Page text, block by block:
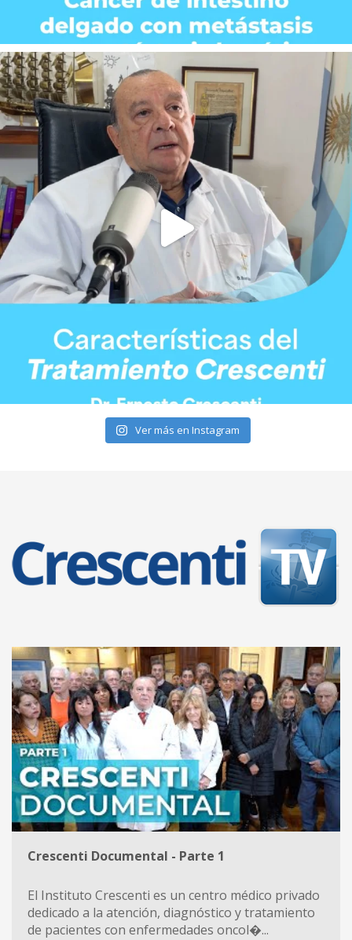
Ver más en Instagram
Crescenti Documental - Parte 1
El Instituto Crescenti es un centro médico privado
dedicado a la atención, diagnóstico y tratamiento
de pacientes con enfermedades oncol�...